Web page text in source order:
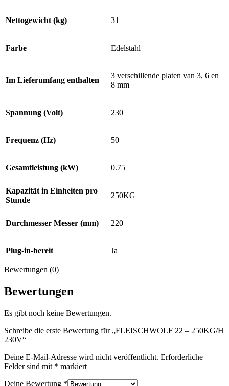
Nettogewicht (kg) 31
Farbe Edelstahl
Im Lieferumfang enthalten
3 verschillende platen van 3, 6 en
8 mm
Spannung (Volt) 230
Frequenz (Hz) 50
Gesamtleistung (kW) 0.75
Kapazität in Einheiten pro
Stunde
250KG
Durchmesser Messer (mm) 220
Plug-in-bereit Ja
Bewertungen (0)
Bewertungen
Es gibt noch keine Bewertungen.
Schreibe die erste Bewertung für „FLEISCHWOLF 22 – 250KG/H
230V“
Deine E-Mail-Adresse wird nicht veröffentlicht. Erforderliche
Felder sind mit * markiert
Deine Bewertung *